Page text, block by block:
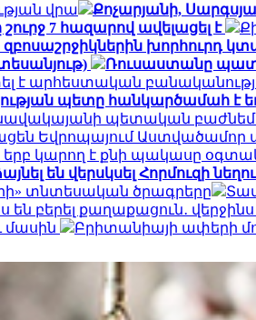
վրա
Քոչարյանի,
7 հազարով ավելացել է
խորհուրդ
Ռուսաստանը
է արհեստական
պետը հանկարծամահ է
պետական
Եվրոպայում
երբ կարող է քնի պակասը
են վերսկսել Հորմուզի
տնտեսական ծրագրերը
բերել քաղաքացուն․
մասին
Բրիտանիայի ափերի